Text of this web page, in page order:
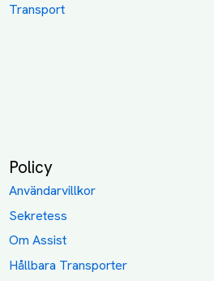
Transport
Policy
Användarvillkor
Sekretess
Om Assist
Hållbara Transporter